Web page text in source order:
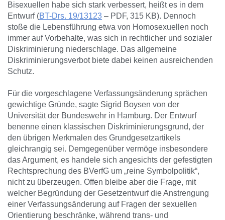
Bisexuellen habe sich stark verbessert, heißt es in dem
Entwurf (BT-Drs. 19/13123 – PDF, 315 KB). Dennoch
stoße die Lebensführung etwa von Homosexuellen noch
immer auf Vorbehalte, was sich in rechtlicher und sozialer
Diskriminierung niederschlage. Das allgemeine
Diskriminierungsverbot biete dabei keinen ausreichenden
Schutz.
Für die vorgeschlagene Verfassungsänderung sprächen
gewichtige Gründe, sagte Sigrid Boysen von der
Universität der Bundeswehr in Hamburg. Der Entwurf
benenne einen klassischen Diskriminierungsgrund, der
den übrigen Merkmalen des Grundgesetzartikels
gleichrangig sei. Demgegenüber vermöge insbesondere
das Argument, es handele sich angesichts der gefestigten
Rechtsprechung des BVerfG um „reine Symbolpolitik“,
nicht zu überzeugen. Offen bleibe aber die Frage, mit
welcher Begründung der Gesetzentwurf die Anstrengung
einer Verfassungsänderung auf Fragen der sexuellen
Orientierung beschränke, während trans- und